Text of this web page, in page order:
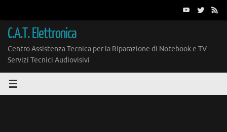
contenuto
C.A.T. Elettronica
Centro Assistenza Tecnica per la Riparazione di Notebook e TV
Servizi Tecnici Audiovisivi